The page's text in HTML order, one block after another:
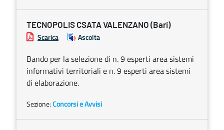
TECNOPOLIS CSATA VALENZANO (Bari)
Scarica Ascolta
Bando per la selezione di n. 9 esperti area sistemi
informativi territoriali e n. 9 esperti area sistemi
di elaborazione.
Sezione:Concorsi e Avvisi